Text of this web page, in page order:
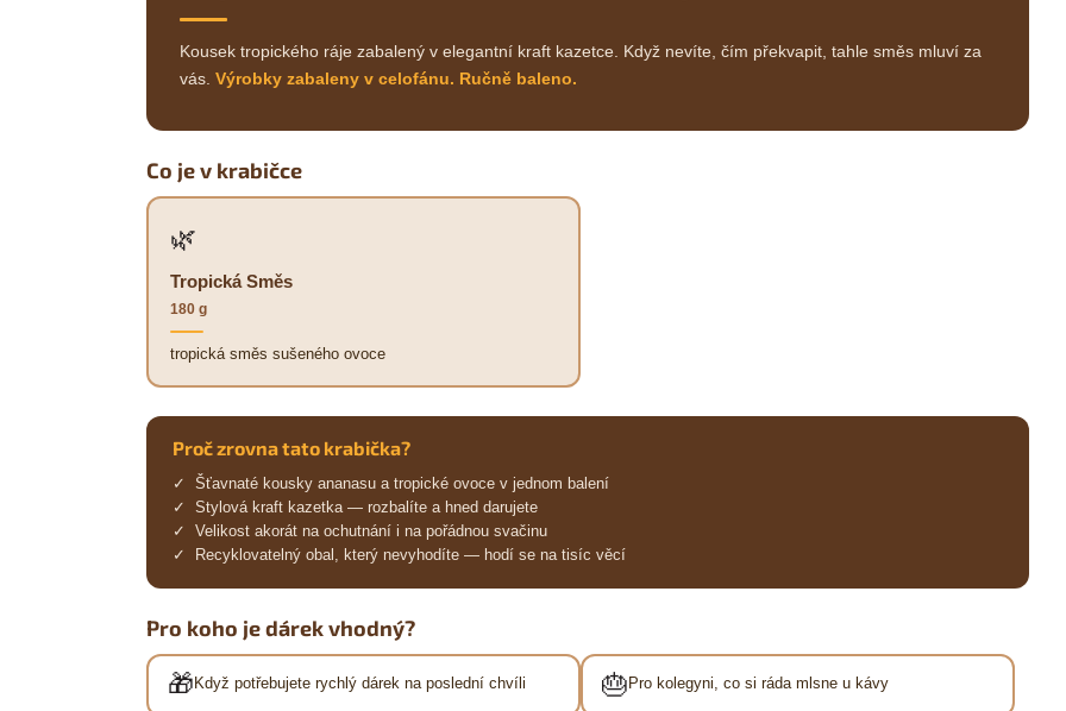
Kousek tropického ráje zabalený v elegantní kraft kazetce. Když nevíte, čím překvapit, tahle směs mluví za
vás. Výrobky zabaleny v celofánu. Ručně baleno.
Co je v krabičce
🌿
Tropická Směs
180 g
tropická směs sušeného ovoce
Proč zrovna tato krabička?
✓ Šťavnaté kousky ananasu a tropické ovoce v jednom balení
✓ Stylová kraft kazetka — rozbalíte a hned darujete
✓ Velikost akorát na ochutnání i na pořádnou svačinu
✓ Recyklovatelný obal, který nevyhodíte — hodí se na tisíc věcí
Pro koho je dárek vhodný?
🎁 Když potřebujete rychlý dárek na poslední chvíli 🎂 Pro kolegyni, co si ráda mlsne u kávy